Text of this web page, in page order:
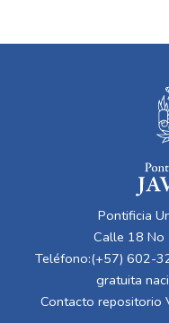
Pontificia
Calle 18 No
Teléfono:(+57) 602-
gratuita
Contacto repositorio